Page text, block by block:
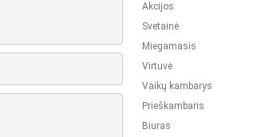
Akcijos
Svetainė
Miegamasis
Virtuvė
Vaikų kambarys
Prieškambaris
Biuras